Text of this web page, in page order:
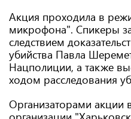
Акция проходила в
микрофона". Спикеры
следствием
убийства Павла
Нацполиции, а также
ходом расследования
Организаторами акции